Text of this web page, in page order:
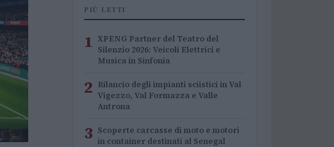
PIÙ LETTI
1 XPENG Partner del Teatro del
Silenzio 2026: Veicoli Elettrici e
Musica in Sinfonia
2 Rilancio degli impianti sciistici in Val
Vigezzo, Val Formazza e Valle
Antrona
3 Scoperte carcasse di moto e motori
in container destinati al Senegal